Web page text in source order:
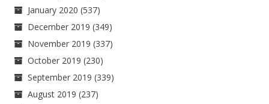
January 2020 (537)
December 2019 (349)
November 2019 (337)
October 2019 (230)
September 2019 (339)
August 2019 (237)